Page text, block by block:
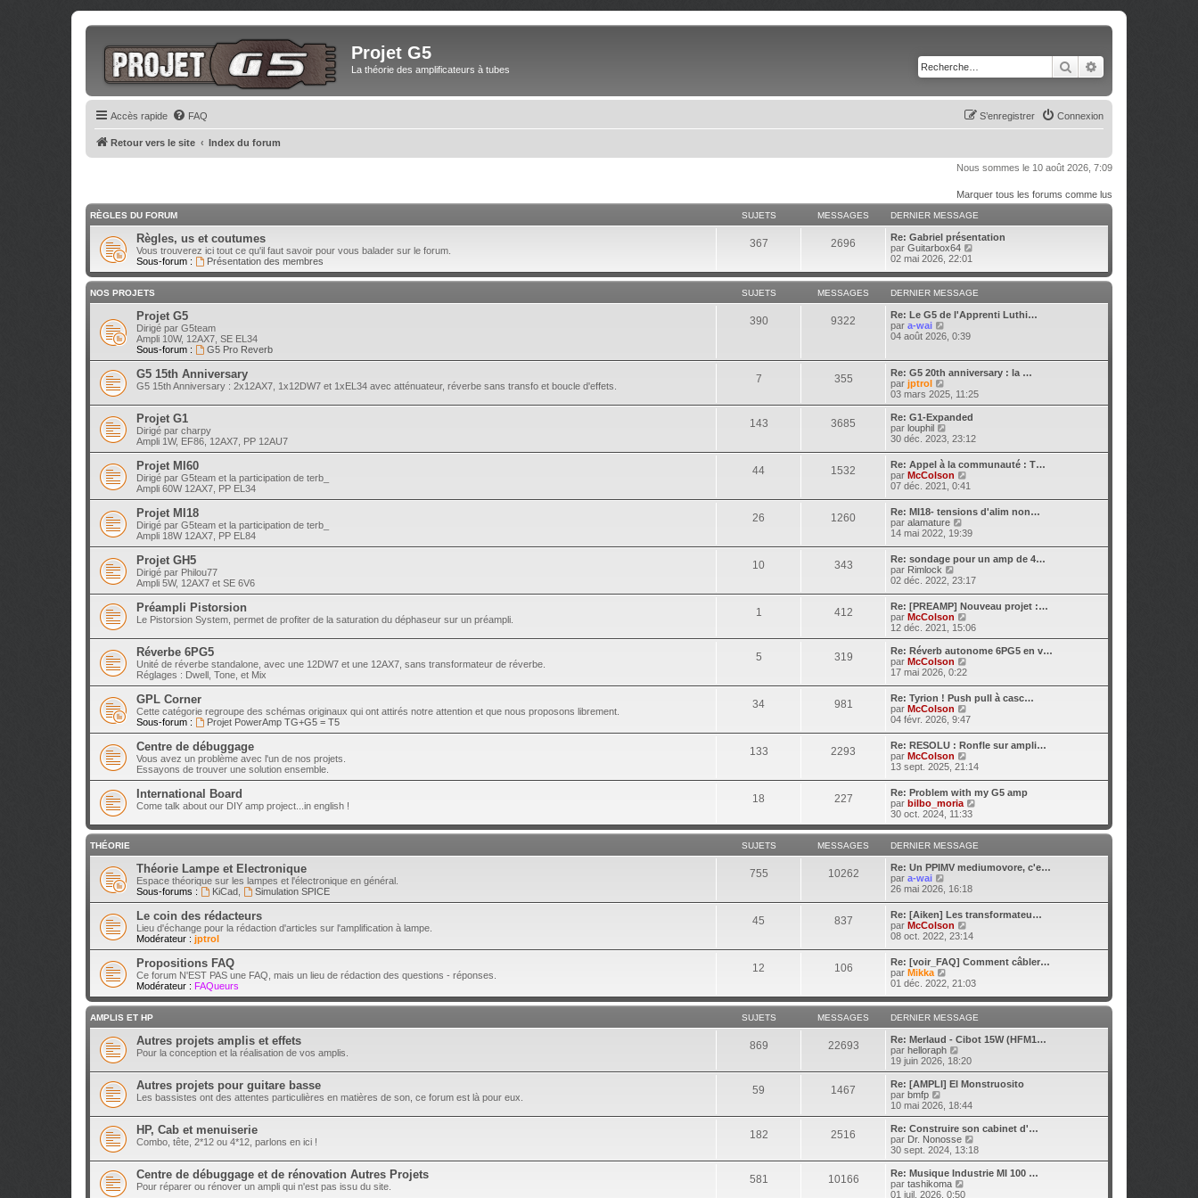
Projet G5
La théorie des amplificateurs à tubes Rechercher
Accès rapide FAQ Connexion
S’enregistrer
Retour vers le site Index du forum
Nous sommes le 10 août 2026, 7:09
Marquer tous les forums comme lus
RÈGLES DU FORUM SUJETS MESSAGES DERNIER MESSAGE
Règles, us et coutumes
Vous trouverez ici tout ce qu'il faut savoir pour vous balader sur le forum.
Sous-forum :
Présentation des membres
367 2696
Re: Gabriel présentation
par Guitarbox64
r
l
d
e
e
r
e
s
g
e
02 mai 2026, 22:01
NOS PROJETS SUJETS MESSAGES DERNIER MESSAGE
Projet G5
Dirigé par G5team
Ampli 10W, 12AX7, SE EL34
Sous-forum :
G5 Pro Reverb
390 9322
Re: Le G5 de l'Apprenti Luthi…
par a-wai
o
e
d
e
r
n
i
e
r
m
e
g
e
04 août 2026, 0:39
G5 15th Anniversary
G5 15th Anniversary : 2x12AX7, 1x12DW7 et 1xEL34 avec atténuateur, réverbe sans transfo et boucle d'effets.
7 355
Re: G5 20th anniversary : la …
par jptrol
o
i
r
l
e
d
e
r
n
i
e
r
m
e
a
g
e
03 mars 2025, 11:25
Projet G1
Dirigé par charpy
Ampli 1W, EF86, 12AX7, PP 12AU7
143 3685
Re: G1-Expanded
par louphil
o
r
l
e
d
e
r
n
e
r
m
e
s
s
a
g
e
30 déc. 2023, 23:12
Projet MI60
Dirigé par G5team et la participation de terb_
Ampli 60W 12AX7, PP EL34
44 1532
Re: Appel à la communauté : T…
par McColson
o
l
e
d
e
r
i
e
r
m
e
s
a
07 déc. 2021, 0:41
Projet MI18
Dirigé par G5team et la participation de terb_
Ampli 18W 12AX7, PP EL84
26 1260
Re: MI18- tensions d'alim non…
par alamature
o
l
e
d
e
r
n
i
e
r
m
e
s
a
g
e
14 mai 2022, 19:39
Projet GH5
Dirigé par Philou77
Ampli 5W, 12AX7 et SE 6V6
10 343
Re: sondage pour un amp de 4…
par Rimlock
o
r
l
e
d
r
n
i
e
r
m
e
s
a
g
e
02 déc. 2022, 23:17
Préampli Pistorsion
Le Pistorsion System, permet de profiter de la saturation du déphaseur sur un préampli.
1 412
Re: [PREAMP] Nouveau projet :…
par McColson
o
i
r
r
i
e
r
e
s
a
g
e
12 déc. 2021, 15:06
Réverbe 6PG5
Unité de réverbe standalone, avec une 12DW7 et une 12AX7, sans transformateur de réverbe.
Réglages : Dwell, Tone, et Mix
5 319
Re: Réverb autonome 6PG5 en v…
par McColson
r
l
e
d
e
r
i
e
r
m
e
s
s
a
e
17 mai 2026, 0:22
GPL Corner
Cette catégorie regroupe des schémas originaux qui ont attirés notre attention et que nous proposons librement.
Sous-forum :
Projet PowerAmp TG+G5 = T5
34 981
Re: Tyrion ! Push pull à casc…
par McColson
o
l
e
d
e
r
n
i
e
r
m
e
s
a
g
e
04 févr. 2026, 9:47
Centre de débuggage
Vous avez un problème avec l'un de nos projets.
Essayons de trouver une solution ensemble.
133 2293
Re: RESOLU : Ronfle sur ampli…
par McColson
o
r
l
e
d
e
r
n
e
r
m
e
s
a
g
e
13 sept. 2025, 21:14
International Board
Come talk about our DIY amp project...in english !
18 227
Re: Problem with my G5 amp
par bilbo_moria
i
r
l
e
d
e
e
s
g
e
30 oct. 2024, 11:33
THÉORIE SUJETS MESSAGES DERNIER MESSAGE
Théorie Lampe et Electronique
Espace théorique sur les lampes et l'électronique en général.
Sous-forums :
KiCad, Simulation SPICE
755 10262
Re: Un PPIMV mediumovore, c'e…
par a-wai
o
r
l
e
d
e
r
n
i
e
r
m
e
s
s
a
g
e
26 mai 2026, 16:18
Le coin des rédacteurs
Lieu d'échange pour la rédaction d'articles sur l'amplification à lampe.
Modérateur : jptrol
45 837
Re: [Aiken] Les transformateu…
par McColson
o
r
l
e
d
e
r
n
i
e
m
e
s
a
g
e
08 oct. 2022, 23:14
Propositions FAQ
Ce forum N'EST PAS une FAQ, mais un lieu de rédaction des questions - réponses.
Modérateur : FAQueurs
12 106
Re: [voir_FAQ] Comment câbler…
par Mikka
o
r
l
e
r
n
e
r
m
s
s
a
g
e
01 déc. 2022, 21:03
AMPLIS ET HP SUJETS MESSAGES DERNIER MESSAGE
Autres projets amplis et effets
Pour la conception et la réalisation de vos amplis.
869 22693
Re: Merlaud - Cibot 15W (HFM1…
par helloraph
o
i
r
e
r
n
i
r
m
19 juin 2026, 18:20
Autres projets pour guitare basse
Les bassistes ont des attentes particulières en matières de son, ce forum est là pour eux.
59 1467
Re: [AMPLI] El Monstruosito
par bmfp
o
i
r
l
e
r
n
10 mai 2026, 18:44
HP, Cab et menuiserie
Combo, tête, 2*12 ou 4*12, parlons en ici !
182 2516
Re: Construire son cabinet d'…
par Dr. Nonosse
o
i
r
30 sept. 2024, 13:18
Centre de débuggage et de rénovation Autres Projets
Pour réparer ou rénover un ampli qui n'est pas issu du site.
581 10166
Re: Musique Industrie MI 100 …
par tashikoma
o
01 juil. 2026, 0:50